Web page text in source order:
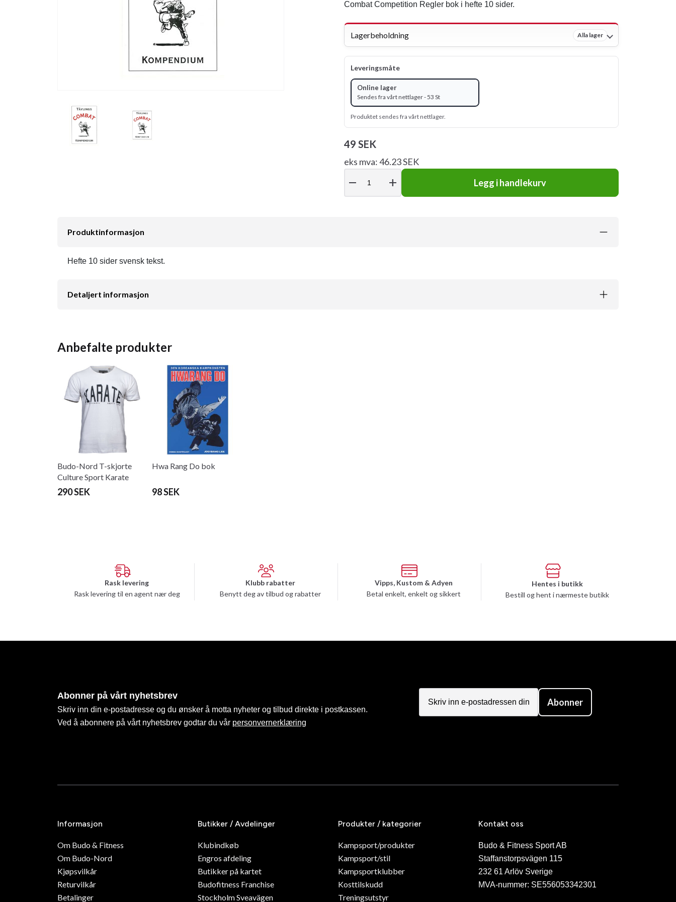
Combat Competition Regler bok i hefte 10 sider.
Lagerbeholdning Alla lager
Leveringsmåte
Online lager
Sendes fra vårt nettlager - 53 St
Produktet sendes fra vårt nettlager.
49 SEK
eks mva: 46.23 SEK
remove add Legg i handlekurv
Produktinformasjon
Hefte 10 sider svensk tekst.
Detaljert informasjon
Anbefalte produkter
Budo-Nord T-skjorte
Culture Sport Karate
svart
290 SEK
Hwa Rang Do bok
98 SEK
Rask levering
Rask levering til en agent nær deg
Klubb rabatter
Benytt deg av tilbud og rabatter
Vipps, Kustom & Adyen
Betal enkelt, enkelt og sikkert
Hentes i butikk
Bestill og hent i nærmeste butikk
Abonner på vårt nyhetsbrev
Skriv inn din e-postadresse og du ønsker å motta nyheter og tilbud direkte i postkassen.
Ved å abonnere på vårt nyhetsbrev godtar du vår personvernerklæring
Abonner
Informasjon
Om Budo & Fitness
Om Budo-Nord
Kjøpsvilkår
Returvilkår
Betalinger
Butikker / Avdelinger
Klubindkøb
Engros afdeling
Butikker på kartet
Budofitness Franchise
Stockholm Sveavägen
Produkter / kategorier
Kampsport/produkter
Kampsport/stil
Kampsportklubber
Kosttilskudd
Treningsutstyr
Kontakt oss
Budo & Fitness Sport AB
Staffanstorpsvägen 115
232 61 Arlöv Sverige
MVA-nummer: SE556053342301